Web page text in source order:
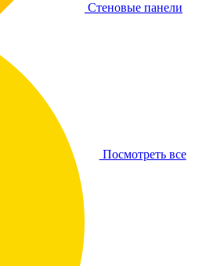
Посмотреть все
Стеновые панели